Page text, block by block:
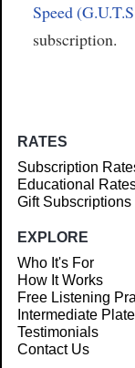
Speed
subscription.
RATES
Subscription
Educational
Gift Subscriptions
EXPLORE
Who It's For
How It Works
Free Listening
Intermediate
Testimonials
Contact Us